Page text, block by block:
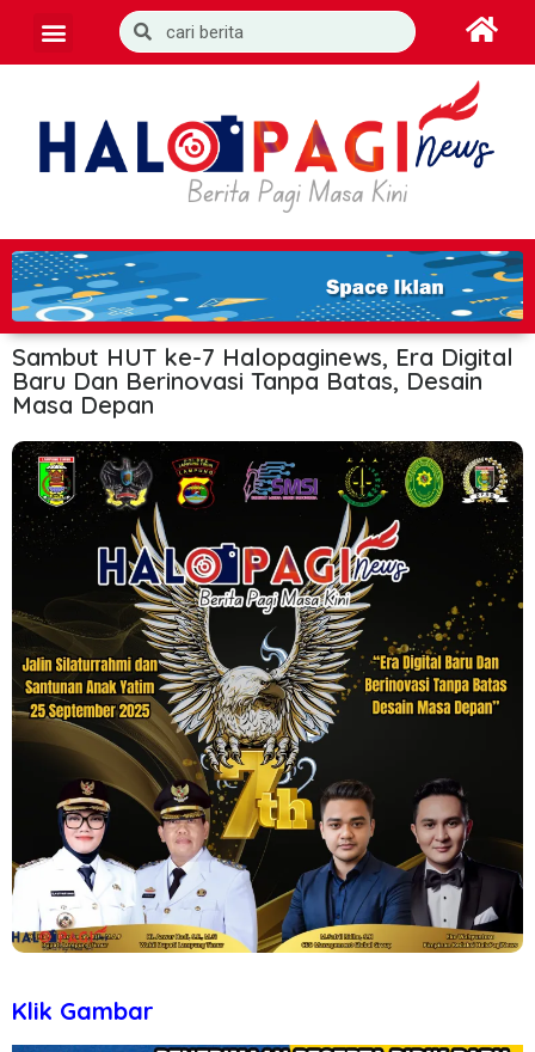
Sambut HUT ke-7 Halopaginews, Era Digital
Baru Dan Berinovasi Tanpa Batas, Desain
Masa Depan
Klik Gambar